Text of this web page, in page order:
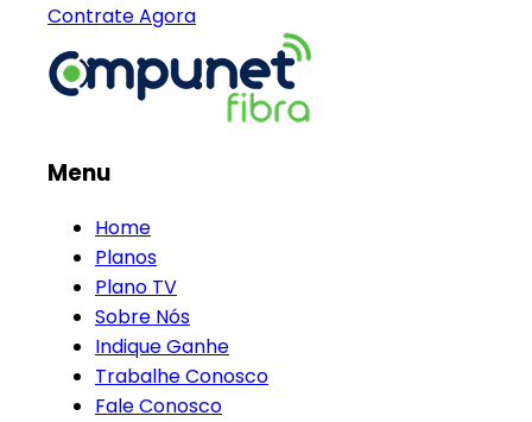
Contrate Agora
Menu
Home
Planos
Plano TV
Sobre Nós
Indique Ganhe
Trabalhe Conosco
Fale Conosco